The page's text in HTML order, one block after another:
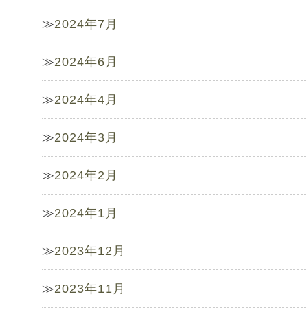
2024年7月
2024年6月
2024年4月
2024年3月
2024年2月
2024年1月
2023年12月
2023年11月